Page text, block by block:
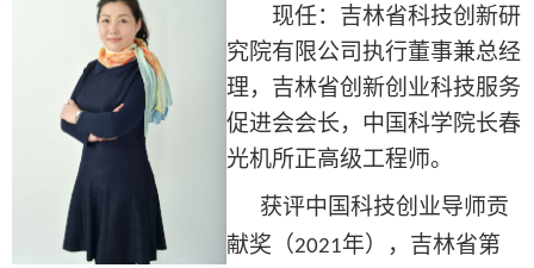
现任：吉林省科技创新研
究院有限公司执行董事兼总经
理，吉林省创新创业科技服务
促进会会长，中国科学院长春
光机所正高级工程师。
获评中国科技创业导师贡
献奖（2021年），吉林省第